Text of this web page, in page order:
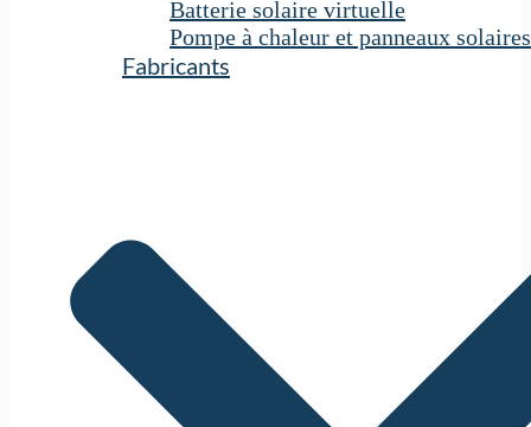
Batterie solaire virtuelle
Pompe à chaleur et panneaux solaires
Fabricants